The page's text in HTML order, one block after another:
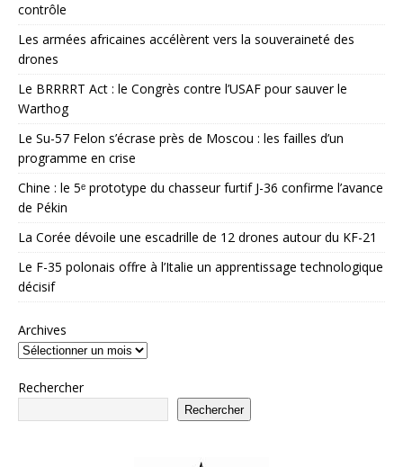
contrôle
Les armées africaines accélèrent vers la souveraineté des
drones
Le BRRRRT Act : le Congrès contre l’USAF pour sauver le
Warthog
Le Su-57 Felon s’écrase près de Moscou : les failles d’un
programme en crise
Chine : le 5ᵉ prototype du chasseur furtif J-36 confirme l’avance
de Pékin
La Corée dévoile une escadrille de 12 drones autour du KF-21
Le F-35 polonais offre à l’Italie un apprentissage technologique
décisif
Archives
Rechercher
Rechercher